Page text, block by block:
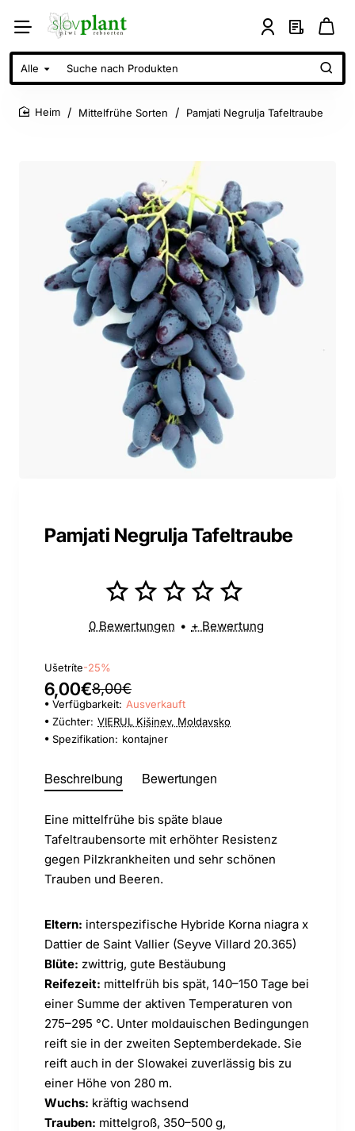
Alle
Suche
nach
Produkten
Mittelfrühe Sorten Pamjati Negrulja Tafeltraube
Pamjati Negrulja Tafeltraube
0 Bewertungen • + Bewertung
Ušetríte-25%
6,00€8,00€
Verfügbarkeit: Ausverkauft
Züchter: VIERUL Kišinev, Moldavsko
Spezifikation: kontajner
Beschreibung Bewertungen
Eine mittelfrühe bis späte blaue
Tafeltraubensorte mit erhöhter Resistenz
gegen Pilzkrankheiten und sehr schönen
Trauben und Beeren.
Eltern: interspezifische Hybride Korna niagra x
Dattier de Saint Vallier (Seyve Villard 20.365)
Blüte: zwittrig, gute Bestäubung
Reifezeit: mittelfrüh bis spät, 140–150 Tage bei
einer Summe der aktiven Temperaturen von
275–295 °C. Unter moldauischen Bedingungen
reift sie in der zweiten Septemberdekade. Sie
reift auch in der Slowakei zuverlässig bis zu
einer Höhe von 280 m.
Wuchs: kräftig wachsend
Trauben: mittelgroß, 350–500 g,